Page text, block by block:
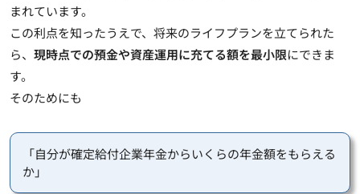
まれています。
この利点を知ったうえで、将来のライフプランを立てられた
ら、 現時点での預金や資産運用に充てる額を最小限にできま
す。
そのためにも
「自分が確定給付企業年金からいくらの年金額をもらえる
か」